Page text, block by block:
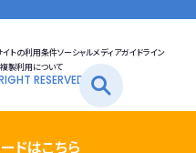
RESERVED.
イトの利用条件ソーシャルメディアガイドライン
製利用について
ドはこちら